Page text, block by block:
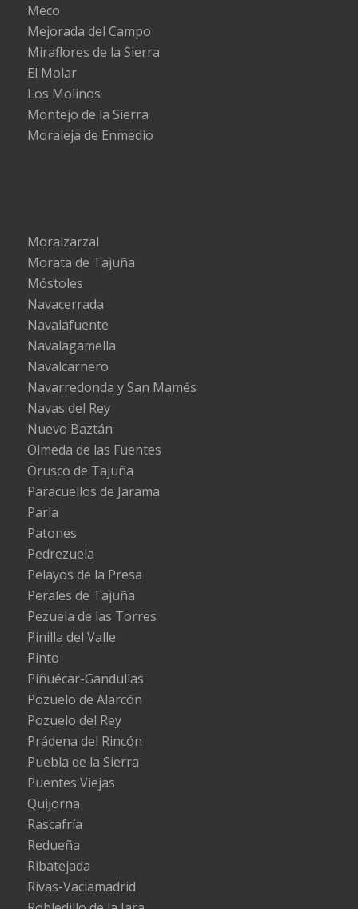
Meco
Mejorada del Campo
Miraflores de la Sierra
El Molar
Los Molinos
Montejo de la Sierra
Moraleja de Enmedio
Moralzarzal
Morata de Tajuña
Móstoles
Navacerrada
Navalafuente
Navalagamella
Navalcarnero
Navarredonda y San Mamés
Navas del Rey
Nuevo Baztán
Olmeda de las Fuentes
Orusco de Tajuña
Paracuellos de Jarama
Parla
Patones
Pedrezuela
Pelayos de la Presa
Perales de Tajuña
Pezuela de las Torres
Pinilla del Valle
Pinto
Piñuécar-Gandullas
Pozuelo de Alarcón
Pozuelo del Rey
Prádena del Rincón
Puebla de la Sierra
Puentes Viejas
Quijorna
Rascafría
Redueña
Ribatejada
Rivas-Vaciamadrid